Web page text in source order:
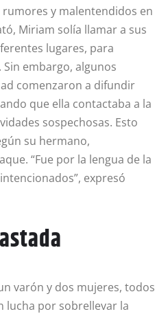
y malentendidos en
Miriam solía llamar a sus
lugares, para
embargo, algunos
comenzaron a difundir
que ella contactaba a la
sospechosas. Esto
su hermano,
“Fue por la lengua de la
expresó
varón y dos mujeres, todos
lucha por sobrellevar la